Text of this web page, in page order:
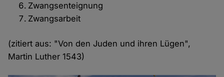
Zwangsenteignung
Zwangsarbeit
(zitiert aus: "Von den Juden und ihren Lügen",
Martin Luther 1543)